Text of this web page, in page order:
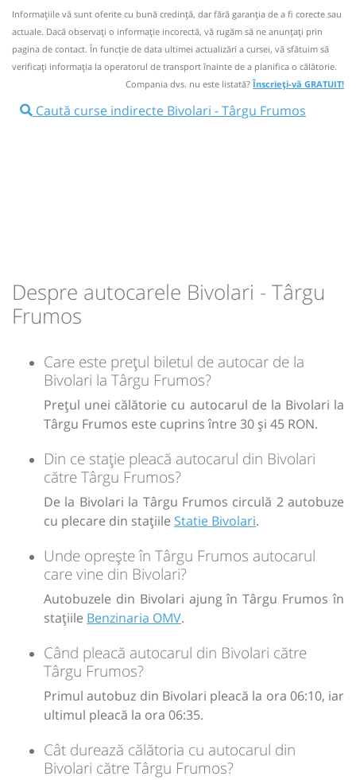
Dotări:
Afiseaza itinerariu
Târgu Frumos Benzinaria OMV
Nu a circulat?Semnalați aici un comentariu )
Pune poze din călătoria ta ⤣
Bivolari Statie Bivolari
Autocar:10690Botoșani - Hlipiceni - Iași -
45lei
Sursa:Hermes SRL| Ultima actualizare:07/2026
Informaţiile vă sunt oferite cu bună credinţă, dar fără garanţia de a fi corecte sau
actuale. Dacă observați o informaţie incorectă, vă rugăm să ne anunțați prin
pagina de contact. În funcție de data ultimei actualizări a cursei, vă sfătuim să
verificaţi informaţia la operatorul de transport înainte de a planifica o călătorie.
Compania dvs. nu este listată?Înscrieți-vă GRATUIT!
Caută curse indirecte Bivolari - Târgu Frumos
Despre autocarele Bivolari - Târgu
Frumos
Care este prețul biletul de autocar de la
Bivolari la Târgu Frumos?
Prețul unei călătorie cu autocarul de la Bivolari la
Târgu Frumos este cuprins între 30 și 45 RON.
Din ce stație pleacă autocarul din Bivolari
către Târgu Frumos?
De la Bivolari la Târgu Frumos circulă 2 autobuze
cu plecare din stațiile Statie Bivolari.
Unde oprește în Târgu Frumos autocarul
care vine din Bivolari?
Autobuzele din Bivolari ajung în Târgu Frumos în
stațiile Benzinaria OMV.
Când pleacă autocarul din Bivolari către
Târgu Frumos?
Primul autobuz din Bivolari pleacă la ora 06:10, iar
ultimul pleacă la ora 06:35.
Cât durează călătoria cu autocarul din
Bivolari către Târgu Frumos?